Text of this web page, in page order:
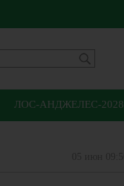
ЛОС-АНДЖЕЛЕС-2028